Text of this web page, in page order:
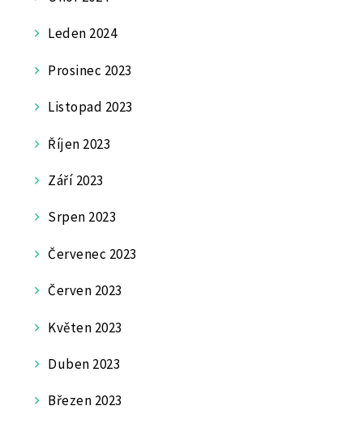
Leden 2024
Prosinec 2023
Listopad 2023
Říjen 2023
Září 2023
Srpen 2023
Červenec 2023
Červen 2023
Květen 2023
Duben 2023
Březen 2023